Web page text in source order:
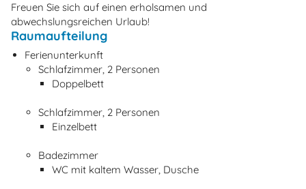
Freuen Sie sich auf einen erholsamen und
abwechslungsreichen Urlaub!
Raumaufteilung
Ferienunterkunft
Schlafzimmer, 2 Personen
Doppelbett
Schlafzimmer, 2 Personen
Einzelbett
Badezimmer
WC mit kaltem Wasser, Dusche